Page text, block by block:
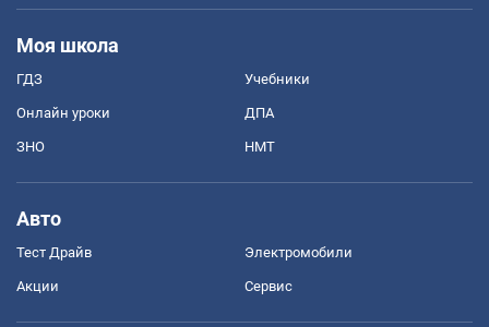
Моя школа
ГДЗ Учебники
Онлайн уроки ДПА
ЗНО НМТ
Авто
Тест Драйв Электромобили
Акции Сервис